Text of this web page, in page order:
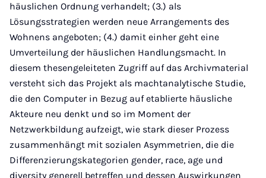
häuslichen Ordnung verhandelt; (3.) als
Lösungsstrategien werden neue Arrangements des
Wohnens angeboten; (4.) damit einher geht eine
Umverteilung der häuslichen Handlungsmacht. In
diesem thesengeleiteten Zugriff auf das Archivmaterial
versteht sich das Projekt als machtanalytische Studie,
die den Computer in Bezug auf etablierte häusliche
Akteure neu denkt und so im Moment der
Netzwerkbildung aufzeigt, wie stark dieser Prozess
zusammenhängt mit sozialen Asymmetrien, die die
Differenzierungskategorien gender, race, age und
diversity generell betreffen und dessen Auswirkungen